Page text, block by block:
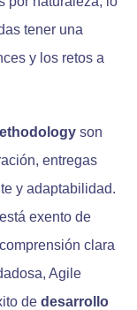
tener una
y los retos a
son
entregas
y adaptabilidad.
exento de
clara
Agile
de desarrollo